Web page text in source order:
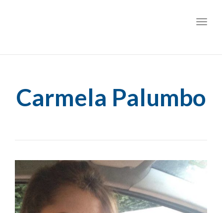
Carmela Palumbo